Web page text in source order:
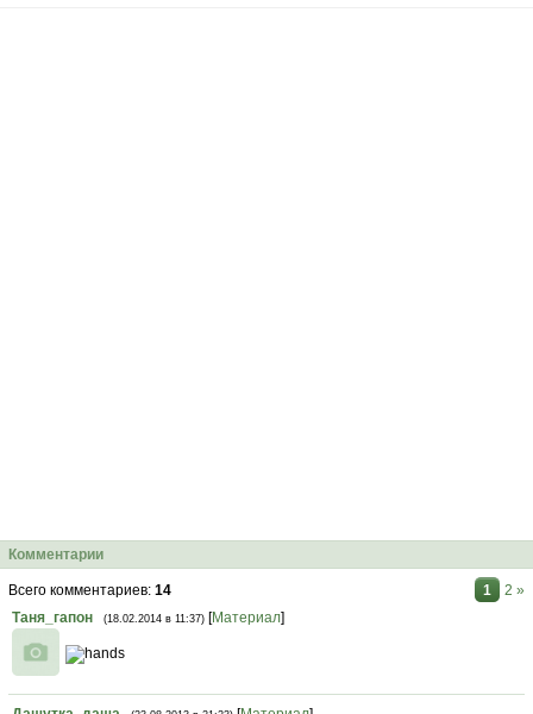
Комментарии
Всего комментариев: 14 1 2 »
Таня_гапон
(18.02.2014 в 11:37) [Материал]